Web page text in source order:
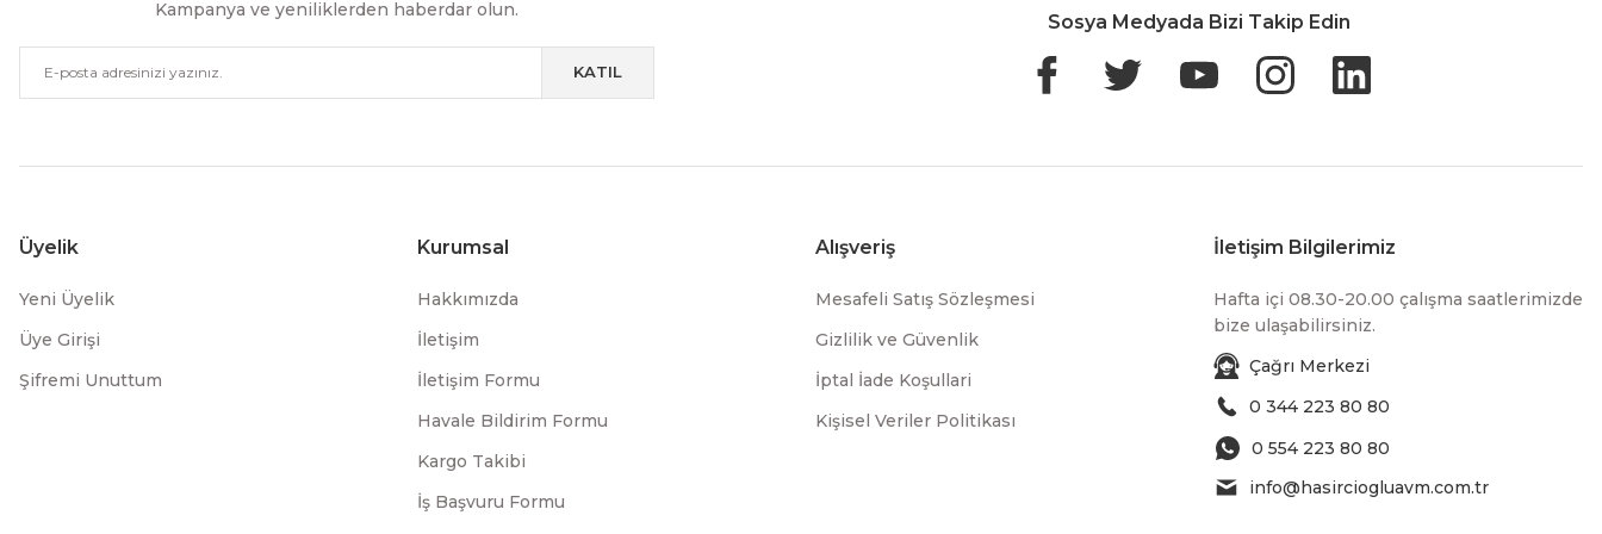
Kampanya ve yeniliklerden haberdar olun.
KATIL
Sosya Medyada Bizi Takip Edin
Üyelik
Yeni Üyelik
Üye Girişi
Şifremi Unuttum
Kurumsal
Hakkımızda
İletişim
İletişim Formu
Havale Bildirim Formu
Kargo Takibi
İş Başvuru Formu
Alışveriş
Mesafeli Satış Sözleşmesi
Gizlilik ve Güvenlik
İptal İade Koşullari
Kişisel Veriler Politikası
İletişim Bilgilerimiz
Hafta içi 08.30-20.00 çalışma saatlerimizde
bize ulaşabilirsiniz.
Çağrı Merkezi
0 344 223 80 80
0 554 223 80 80
info@hasirciogluavm.com.tr